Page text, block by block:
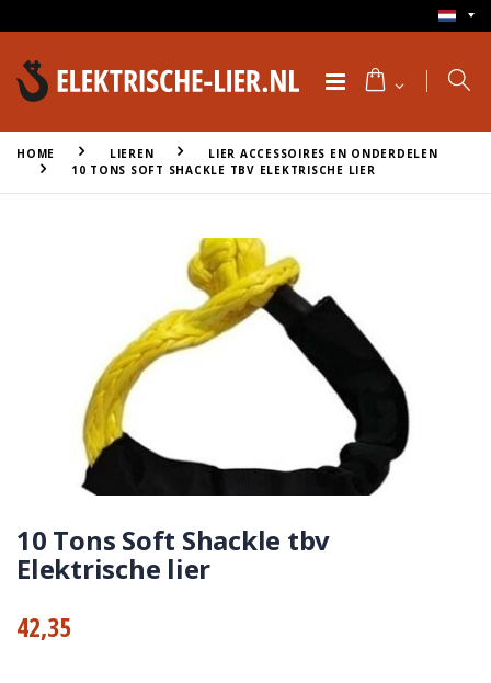
HOME LIEREN
LIER ACCESSOIRES EN ONDERDELEN
10 TONS SOFT SHACKLE TBV ELEKTRISCHE LIER
10 Tons Soft Shackle tbv
Elektrische lier
42,35